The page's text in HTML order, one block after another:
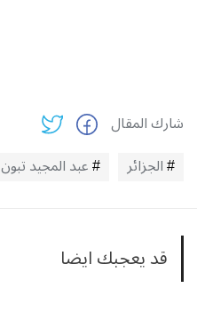
شارك المقال
الجزائر
عبد المجيد تبون
قد يعجبك ايضا